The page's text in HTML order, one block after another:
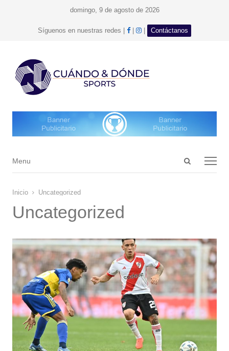
domingo, 9 de agosto de 2026
Síguenos en nuestras redes | facebook
| Instagram
Contáctanos
Open
Menu
Menu
Inicio Uncategorized
Uncategorized